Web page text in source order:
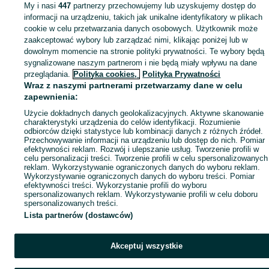
Mapa ministron
Popularne wyszukiwania
My i nasi447 partnerzy przechowujemy lub uzyskujemy dostęp do
informacji na urządzeniu, takich jak unikalne identyfikatory w plikach
cookie w celu przetwarzania danych osobowych. Użytkownik może
zaakceptować wybory lub zarządzać nimi, klikając poniżej lub w
dowolnym momencie na stronie polityki prywatności. Te wybory będą
sygnalizowane naszym partnerom i nie będą miały wpływu na dane
przeglądania. Polityka cookies, Polityka Prywatności
Wraz z naszymi partnerami przetwarzamy dane w celu
zapewnienia:
Użycie dokładnych danych geolokalizacyjnych. Aktywne skanowanie
charakterystyki urządzenia do celów identyfikacji. Rozumienie
odbiorców dzięki statystyce lub kombinacji danych z różnych źródeł.
Przechowywanie informacji na urządzeniu lub dostęp do nich. Pomiar
efektywności reklam. Rozwój i ulepszanie usług. Tworzenie profili w
celu personalizacji treści. Tworzenie profili w celu spersonalizowanych
reklam. Wykorzystywanie ograniczonych danych do wyboru reklam.
Wykorzystywanie ograniczonych danych do wyboru treści. Pomiar
efektywności treści. Wykorzystanie profili do wyboru
spersonalizowanych reklam. Wykorzystywanie profili w celu doboru
spersonalizowanych treści.
Lista partnerów (dostawców)
Akceptuj wszystkie